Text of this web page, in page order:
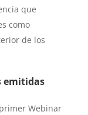
que
como
de los
emitidas
Webinar